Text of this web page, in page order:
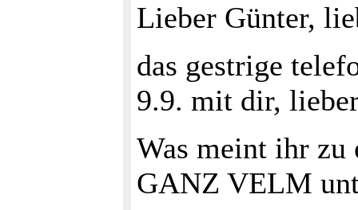
Lieber Günter,
das gestrige
9.9. mit dir,
Was meint ihr
GANZ VELM